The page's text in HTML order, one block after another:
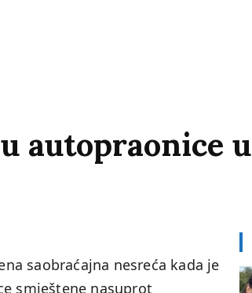
autopraonice u
saobraćajna nesreća kada je
smještene nasuprot